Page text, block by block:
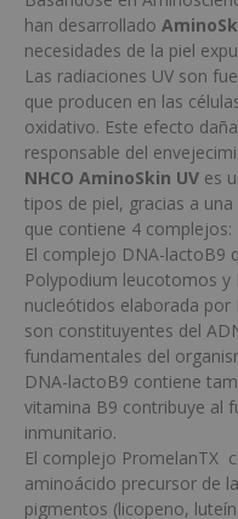
han desarrollado
necesidades de la piel
Las radiaciones UV son
que producen en las
oxidativo. Este efecto
responsable del
NHCO AminoSkin UV es
tipos de piel, gracias a
que contiene 4 complejos:
El complejo DNA-lactoB9
Polypodium leucotomos y
nucleótidos elaborada
son constituyentes del
fundamentales del
DNA-lactoB9 contiene
vitamina B9 contribuye al
inmunitario.
El complejo PromelanTX
aminoácido precursor de
pigmentos (licopeno,